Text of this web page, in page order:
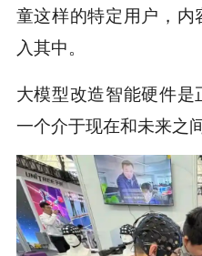
童这样的特定用户，
入其中。
大模型改造智能硬件
一个介于现在和未来之